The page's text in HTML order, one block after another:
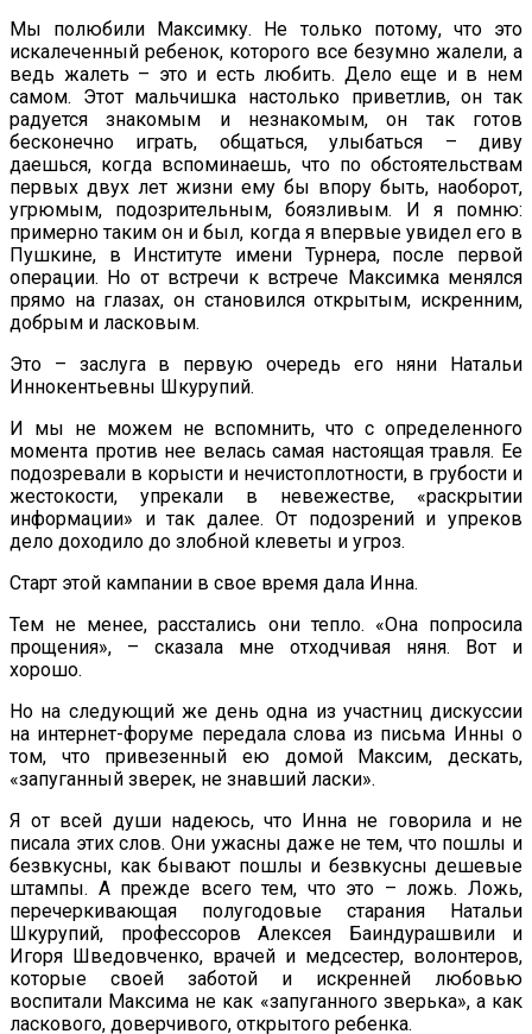
Мы полюбили Максимку. Не только потому, что это
искалеченный ребенок, которого все безумно жалели, а
ведь жалеть – это и есть любить. Дело еще и в нем
самом. Этот мальчишка настолько приветлив, он так
радуется знакомым и незнакомым, он так готов
бесконечно играть, общаться, улыбаться – диву
даешься, когда вспоминаешь, что по обстоятельствам
первых двух лет жизни ему бы впору быть, наоборот,
угрюмым, подозрительным, боязливым. И я помню:
примерно таким он и был, когда я впервые увидел его в
Пушкине, в Институте имени Турнера, после первой
операции. Но от встречи к встрече Максимка менялся
прямо на глазах, он становился открытым, искренним,
добрым и ласковым.
Это – заслуга в первую очередь его няни Натальи
Иннокентьевны Шкурупий.
И мы не можем не вспомнить, что с определенного
момента против нее велась самая настоящая травля. Ее
подозревали в корысти и нечистоплотности, в грубости и
жестокости, упрекали в невежестве, «раскрытии
информации» и так далее. От подозрений и упреков
дело доходило до злобной клеветы и угроз.
Старт этой кампании в свое время дала Инна.
Тем не менее, расстались они тепло. «Она попросила
прощения», – сказала мне отходчивая няня. Вот и
хорошо.
Но на следующий же день одна из участниц дискуссии
на интернет-форуме передала слова из письма Инны о
том, что привезенный ею домой Максим, дескать,
«запуганный зверек, не знавший ласки».
Я от всей души надеюсь, что Инна не говорила и не
писала этих слов. Они ужасны даже не тем, что пошлы и
безвкусны, как бывают пошлы и безвкусны дешевые
штампы. А прежде всего тем, что это – ложь. Ложь,
перечеркивающая полугодовые старания Натальи
Шкурупий, профессоров Алексея Баиндурашвили и
Игоря Шведовченко, врачей и медсестер, волонтеров,
которые своей заботой и искренней любовью
воспитали Максима не как «запуганного зверька», а как
ласкового, доверчивого, открытого ребенка.